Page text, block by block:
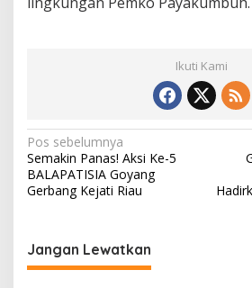
Ikuti Kami
N
a
v
g
a
Pos sebelumnya
Semakin Panas! Aksi Ke-5
BALAPATISIA Goyang
Gerbang Kejati Riau
Jangan Lewatkan